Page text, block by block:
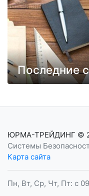
Последние
ЮРМА-ТРЕЙДИНГ ©
Системы
Карта сайта
Пн, Вт, Ср, Чт, Пт: с